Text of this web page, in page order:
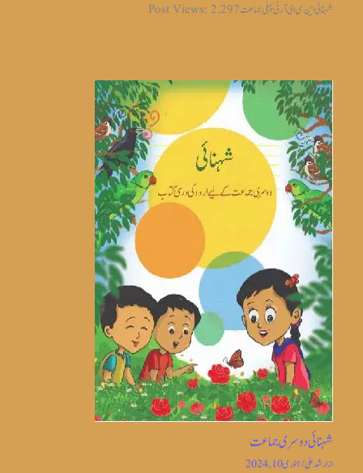
شہنائی این سی ای آر ٹی پہلی جماعت Post Views: 2,297
شہنائی دوسری جماعت
ازارشد علی/جنوری 10, 2024